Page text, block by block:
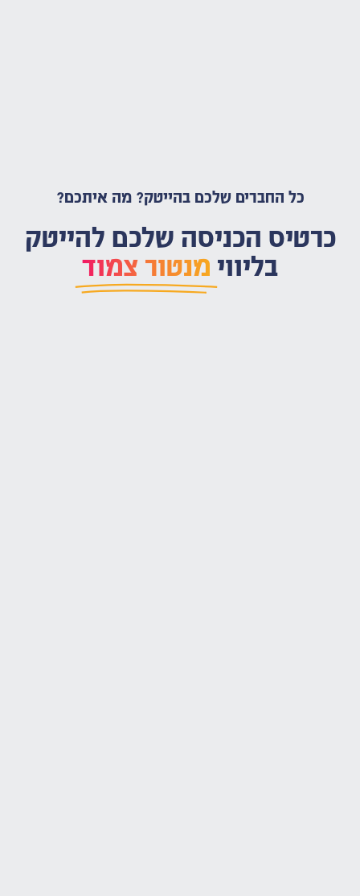
כל החברים שלכם בהייטק? מה איתכם?
כרטיס הכניסה שלכם להייטק
בליווי מנטור צמוד